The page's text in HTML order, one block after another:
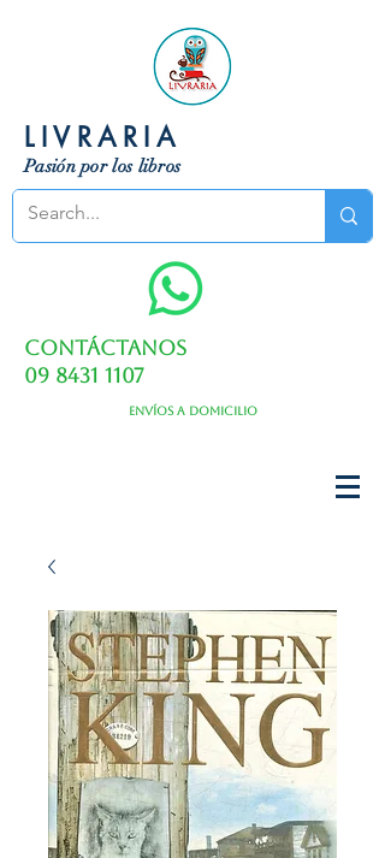
LIVRARIA
Pasión por los libros
Contáctanos
09 8431 1107
Envíos a domicilio